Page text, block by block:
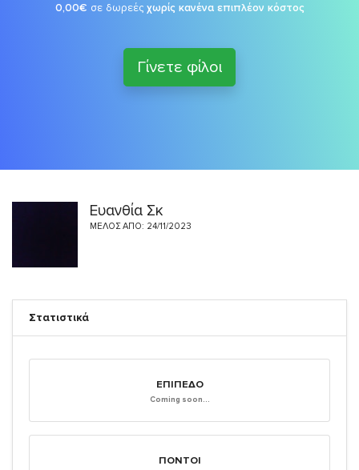
0,00€ σε δωρεές χωρίς κανένα επιπλέον κόστος
Γίνετε φίλοι
Ευανθία Σκ
ΜΈΛΟΣ ΑΠΌ: 24/11/2023
Στατιστικά
ΕΠΊΠΕΔΟ
Coming soon...
ΠΌΝΤΟΙ